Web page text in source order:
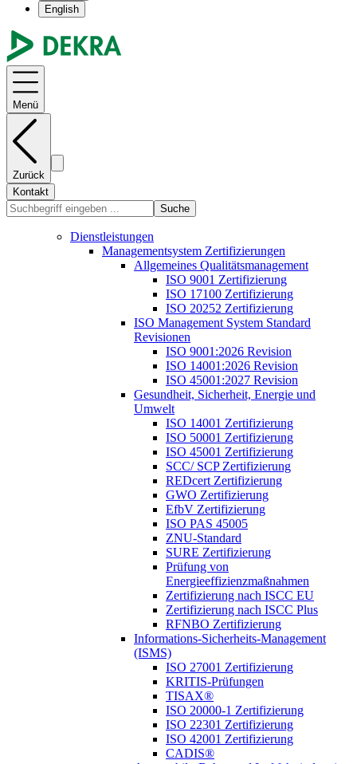
English
Menü
Zurück
Kontakt
Suche
Dienstleistungen
Managementsystem Zertifizierungen
Allgemeines Qualitätsmanagement
ISO 9001 Zertifizierung
ISO 17100 Zertifizierung
ISO 20252 Zertifizierung
ISO Management System Standard
Revisionen
ISO 9001:2026 Revision
ISO 14001:2026 Revision
ISO 45001:2027 Revision
Gesundheit, Sicherheit, Energie und
Umwelt
ISO 14001 Zertifizierung
ISO 50001 Zertifizierung
ISO 45001 Zertifizierung
SCC/ SCP Zertifizierung
REDcert Zertifizierung
GWO Zertifizierung
EfbV Zertifizierung
ISO PAS 45005
ZNU-Standard
SURE Zertifizierung
Prüfung von
Energieeffizienzmaßnahmen
Zertifizierung nach ISCC EU
Zertifizierung nach ISCC Plus
RFNBO Zertifizierung
Informations-Sicherheits-Management
(ISMS)
ISO 27001 Zertifizierung
KRITIS-Prüfungen
TISAX®
ISO 20000-1 Zertifizierung
ISO 22301 Zertifizierung
ISO 42001 Zertifizierung
CADIS®